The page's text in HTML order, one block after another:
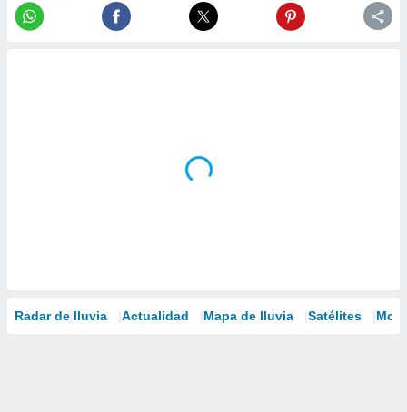
Radar de lluvia Actualidad Mapa de lluvia Satélites